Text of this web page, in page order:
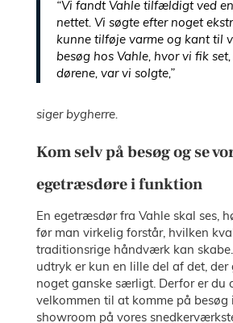
“Vi fandt Vahle tilfældigt ved
nettet. Vi søgte efter noget
kunne tilføje varme og kant til
besøg hos Vahle, hvor vi fik
dørene, var vi solgte,”
siger bygherre.
Kom selv på besøg og se
egetræsdøre i funktion
En egetræsdør fra Vahle skal ses,
før man virkelig forstår, hvilken
traditionsrige håndværk kan
udtryk er kun en lille del af det, der
noget ganske særligt. Derfor er du
velkommen til at komme på besøg
showroom på vores